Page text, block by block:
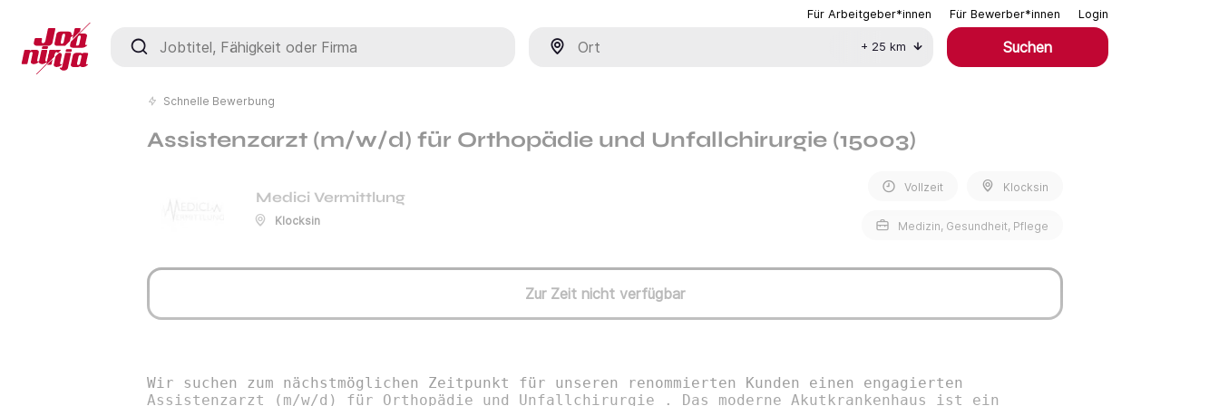
Für Arbeitgeber*innen Für Bewerber*innen Login
Jobtitel, Fähigkeit oder Firma
+ 25 km Suchen
Schnelle Bewerbung
Assistenzarzt (m/w/d) für Orthopädie und Unfallchirurgie (15003)
Medici Vermittlung
Klocksin
Vollzeit Klocksin
Medizin, Gesundheit, Pflege
Zur Zeit nicht verfügbar
Wir suchen zum nächstmöglichen Zeitpunkt für unseren renommierten Kunden einen engagierten
Assistenzarzt (m/w/d) für Orthopädie und Unfallchirurgie . Das moderne Akutkrankenhaus ist ein